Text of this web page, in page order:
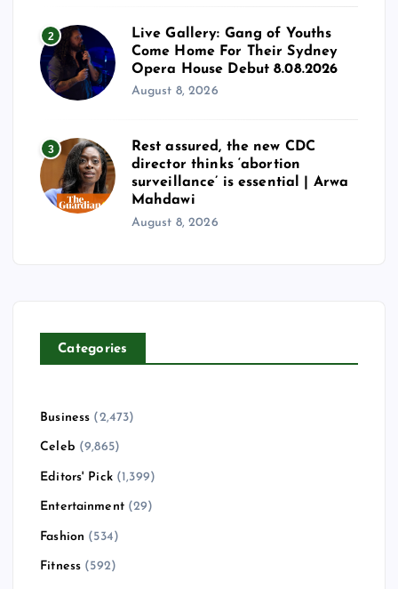
2
Live Gallery: Gang of Youths
Come Home For Their Sydney
Opera House Debut 8.08.2026
August 8, 2026
3
Rest assured, the new CDC
director thinks ‘abortion
surveillance’ is essential | Arwa
Mahdawi
August 8, 2026
Categories
Business (2,473)
Celeb (9,865)
Editors' Pick(1,399)
Entertainment(29)
Fashion (534)
Fitness (592)